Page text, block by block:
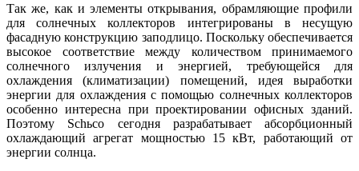
Так же, как и элементы открывания, обрамляющие профили
для солнечных коллекторов интегрированы в несущую
фасадную конструкцию заподлицо. Поскольку обеспечивается
высокое соответствие между количеством принимаемого
солнечного излучения и энергией, требующейся для
охлаждения (климатизации) помещений, идея выработки
энергии для охлаждения с помощью солнечных коллекторов
особенно интересна при проектировании офисных зданий.
Поэтому Schьco сегодня разрабатывает абсорбционный
охлаждающий агрегат мощностью 15 кВт, работающий от
энергии солнца.